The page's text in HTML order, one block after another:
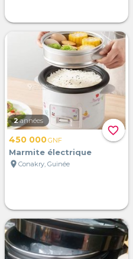
favorite_border
2 années
450 000GNF
Marmite électrique
location_on Conakry, Guinée